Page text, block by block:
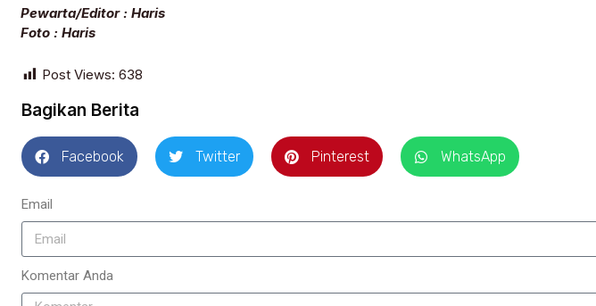
Pewarta/Editor : Haris
Foto : Haris
Post Views: 638
Bagikan Berita
Facebook Twitter Pinterest WhatsApp
Email
Komentar Anda